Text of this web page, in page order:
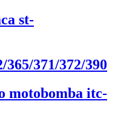
st-
371/372/390
motobomba itc-